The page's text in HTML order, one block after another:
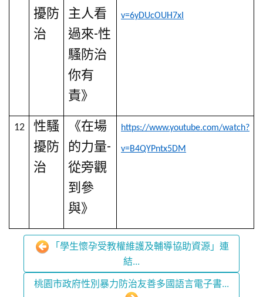
擾防
治
主人看
過來-性
騷防治
你有
責》
v=6yDUcOUH7xI
12
性騷
擾防
治
《在場
的力量-
從旁觀
到參
與》
https://www.youtube.com/watch?
v=B4QYPntx5DM
「學生懷孕受教權維護及輔導協助資源」連
結...
桃園市政府性別暴力防治友善多國語言電子書...